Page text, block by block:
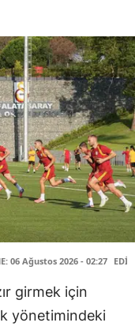
06 Ağustos 2026 - 02:27
girmek için
yönetimindeki